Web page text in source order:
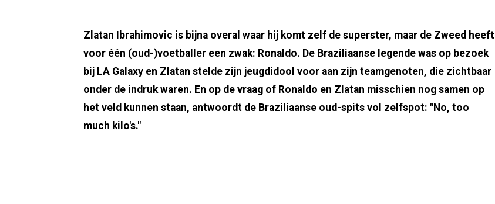
Zlatan Ibrahimovic is bijna overal waar hij komt zelf de superster, maar de Zweed heeft
voor één (oud-)voetballer een zwak: Ronaldo. De Braziliaanse legende was op bezoek
bij LA Galaxy en Zlatan stelde zijn jeugdidool voor aan zijn teamgenoten, die zichtbaar
onder de indruk waren. En op de vraag of Ronaldo en Zlatan misschien nog samen op
het veld kunnen staan, antwoordt de Braziliaanse oud-spits vol zelfspot: "No, too
much kilo's."